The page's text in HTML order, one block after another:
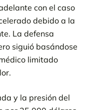
con el caso
debido a la
La defensa
siguió basándose
limitado
y la presión del